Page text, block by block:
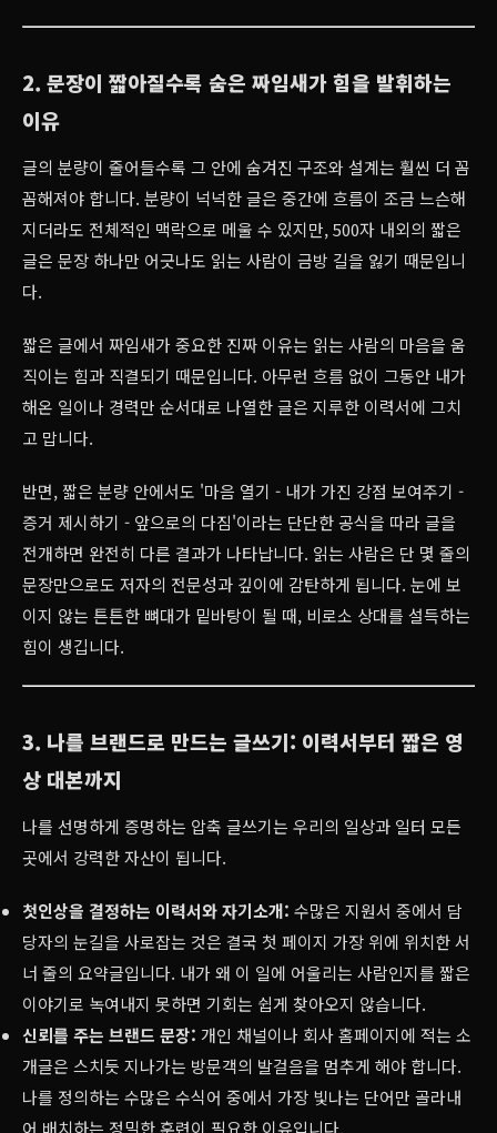
2. 문장이 짧아질수록 숨은 짜임새가 힘을 발휘하는
이유
글의 분량이 줄어들수록 그 안에 숨겨진 구조와 설계는 훨씬 더 꼼
꼼해져야 합니다. 분량이 넉넉한 글은 중간에 흐름이 조금 느슨해
지더라도 전체적인 맥락으로 메울 수 있지만, 500자 내외의 짧은
글은 문장 하나만 어긋나도 읽는 사람이 금방 길을 잃기 때문입니
다.
짧은 글에서 짜임새가 중요한 진짜 이유는 읽는 사람의 마음을 움
직이는 힘과 직결되기 때문입니다. 아무런 흐름 없이 그동안 내가
해온 일이나 경력만 순서대로 나열한 글은 지루한 이력서에 그치
고 맙니다.
반면, 짧은 분량 안에서도 '마음 열기 - 내가 가진 강점 보여주기 -
증거 제시하기 - 앞으로의 다짐'이라는 단단한 공식을 따라 글을
전개하면 완전히 다른 결과가 나타납니다. 읽는 사람은 단 몇 줄의
문장만으로도 저자의 전문성과 깊이에 감탄하게 됩니다. 눈에 보
이지 않는 튼튼한 뼈대가 밑바탕이 될 때, 비로소 상대를 설득하는
힘이 생깁니다.
3. 나를 브랜드로 만드는 글쓰기: 이력서부터 짧은 영
상 대본까지
나를 선명하게 증명하는 압축 글쓰기는 우리의 일상과 일터 모든
곳에서 강력한 자산이 됩니다.
첫인상을 결정하는 이력서와 자기소개: 수많은 지원서 중에서 담
당자의 눈길을 사로잡는 것은 결국 첫 페이지 가장 위에 위치한 서
너 줄의 요약글입니다. 내가 왜 이 일에 어울리는 사람인지를 짧은
이야기로 녹여내지 못하면 기회는 쉽게 찾아오지 않습니다.
신뢰를 주는 브랜드 문장: 개인 채널이나 회사 홈페이지에 적는 소
개글은 스치듯 지나가는 방문객의 발걸음을 멈추게 해야 합니다.
나를 정의하는 수많은 수식어 중에서 가장 빛나는 단어만 골라내
어 배치하는 정밀한 훈련이 필요한 이유입니다.